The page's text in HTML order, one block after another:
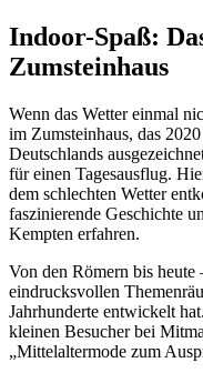
Indoor-Spaß:
Zumsteinhaus
Wenn das Wetter einmal
im Zumsteinhaus, das
Deutschlands
für einen Tagesausflug.
dem schlechten Wetter
faszinierende Geschichte
Kempten erfahren.
Von den Römern bis heute
eindrucksvollen
Jahrhunderte entwickelt
kleinen Besucher bei
„Mittelaltermode zum